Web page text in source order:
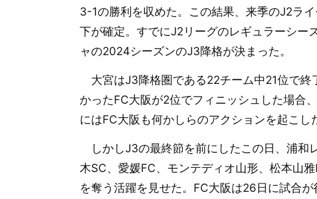
3-1の勝利を収めた。この結果、来季のJ2ラ
下が確定。すでにJ2リーグのレギュラーシー
ャの2024シーズンのJ3降格が決まった。
大宮はJ3降格圏である22チーム中21位で終
かったFC大阪が2位でフィニッシュした場合
にはFC大阪も何かしらのアクションを起こし
しかしJ3の最終節を前にしたこの日、浦和
木SC、愛媛FC、モンテディオ山形、松本山
を奪う活躍を見せた。FC大阪は26日に試合